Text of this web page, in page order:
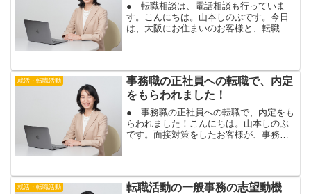
● 転職相談は、電話相談も行っていま
す。こんにちは。山本しのぶです。今日
は、大阪にお住まいのお客様と、転職活
や、スカイプのご相談も、ご...
就活・転職活動
事務職の正社員への転職で、内定
をもらわれました！
● 事務職の正社員への転職で、内定をも
らわれました！こんにちは。山本しのぶ
です。面接対策をしたお客様が、事務職
も、大丈夫ですよ。正し...
就活・転職活動
転職活動の一般事務の志望動機